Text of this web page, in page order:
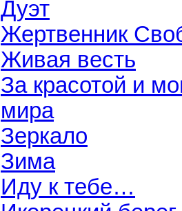
Дуэт
Жертвенник
Живая весть
За красотой и
мира
Зеркало
Зима
Иду к тебе…